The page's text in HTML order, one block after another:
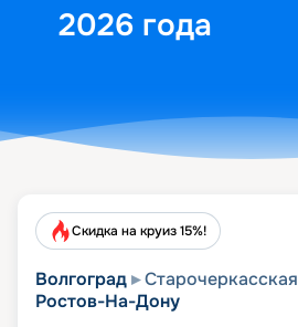
2026 года
Скидка на круиз 15%!
Волгоград
Старочеркасская
Ростов-На-Дону